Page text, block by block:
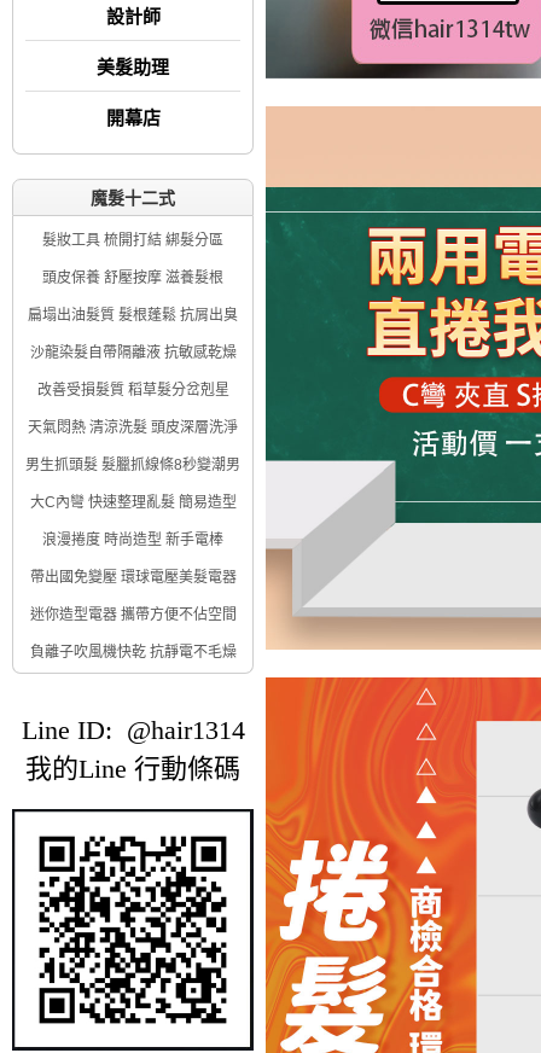
設計師
美髮助理
開幕店
魔髮十二式
髮妝工具 梳開打結 綁髮分區
頭皮保養 舒壓按摩 滋養髮根
扁塌出油髮質 髮根蓬鬆 抗屑出臭
沙龍染髮自帶隔離液 抗敏感乾燥
改善受損髮質 稻草髮分岔剋星
天氣悶熱 清涼洗髮 頭皮深層洗淨
男生抓頭髮 髮臘抓線條8秒變潮男
大C內彎 快速整理亂髮 簡易造型
浪漫捲度 時尚造型 新手電棒
帶出國免變壓 環球電壓美髮電器
迷你造型電器 攜帶方便不佔空間
負離子吹風機快乾 抗靜電不毛燥
Line ID: @hair1314
我的Line 行動條碼